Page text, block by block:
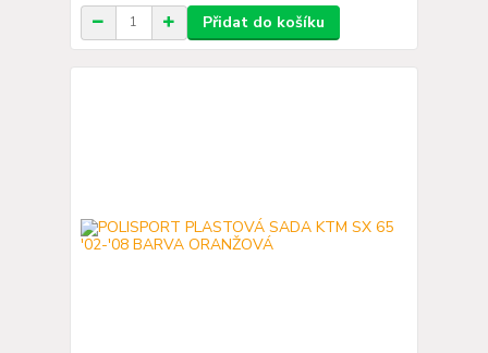
Přidat do košíku